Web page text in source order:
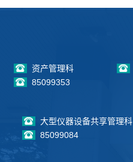
资产管理科
85099353
大型仪器设备共享管理科
85099084